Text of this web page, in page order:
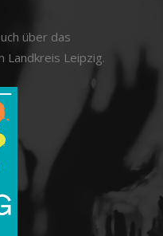
über das
Landkreis Leipzig.